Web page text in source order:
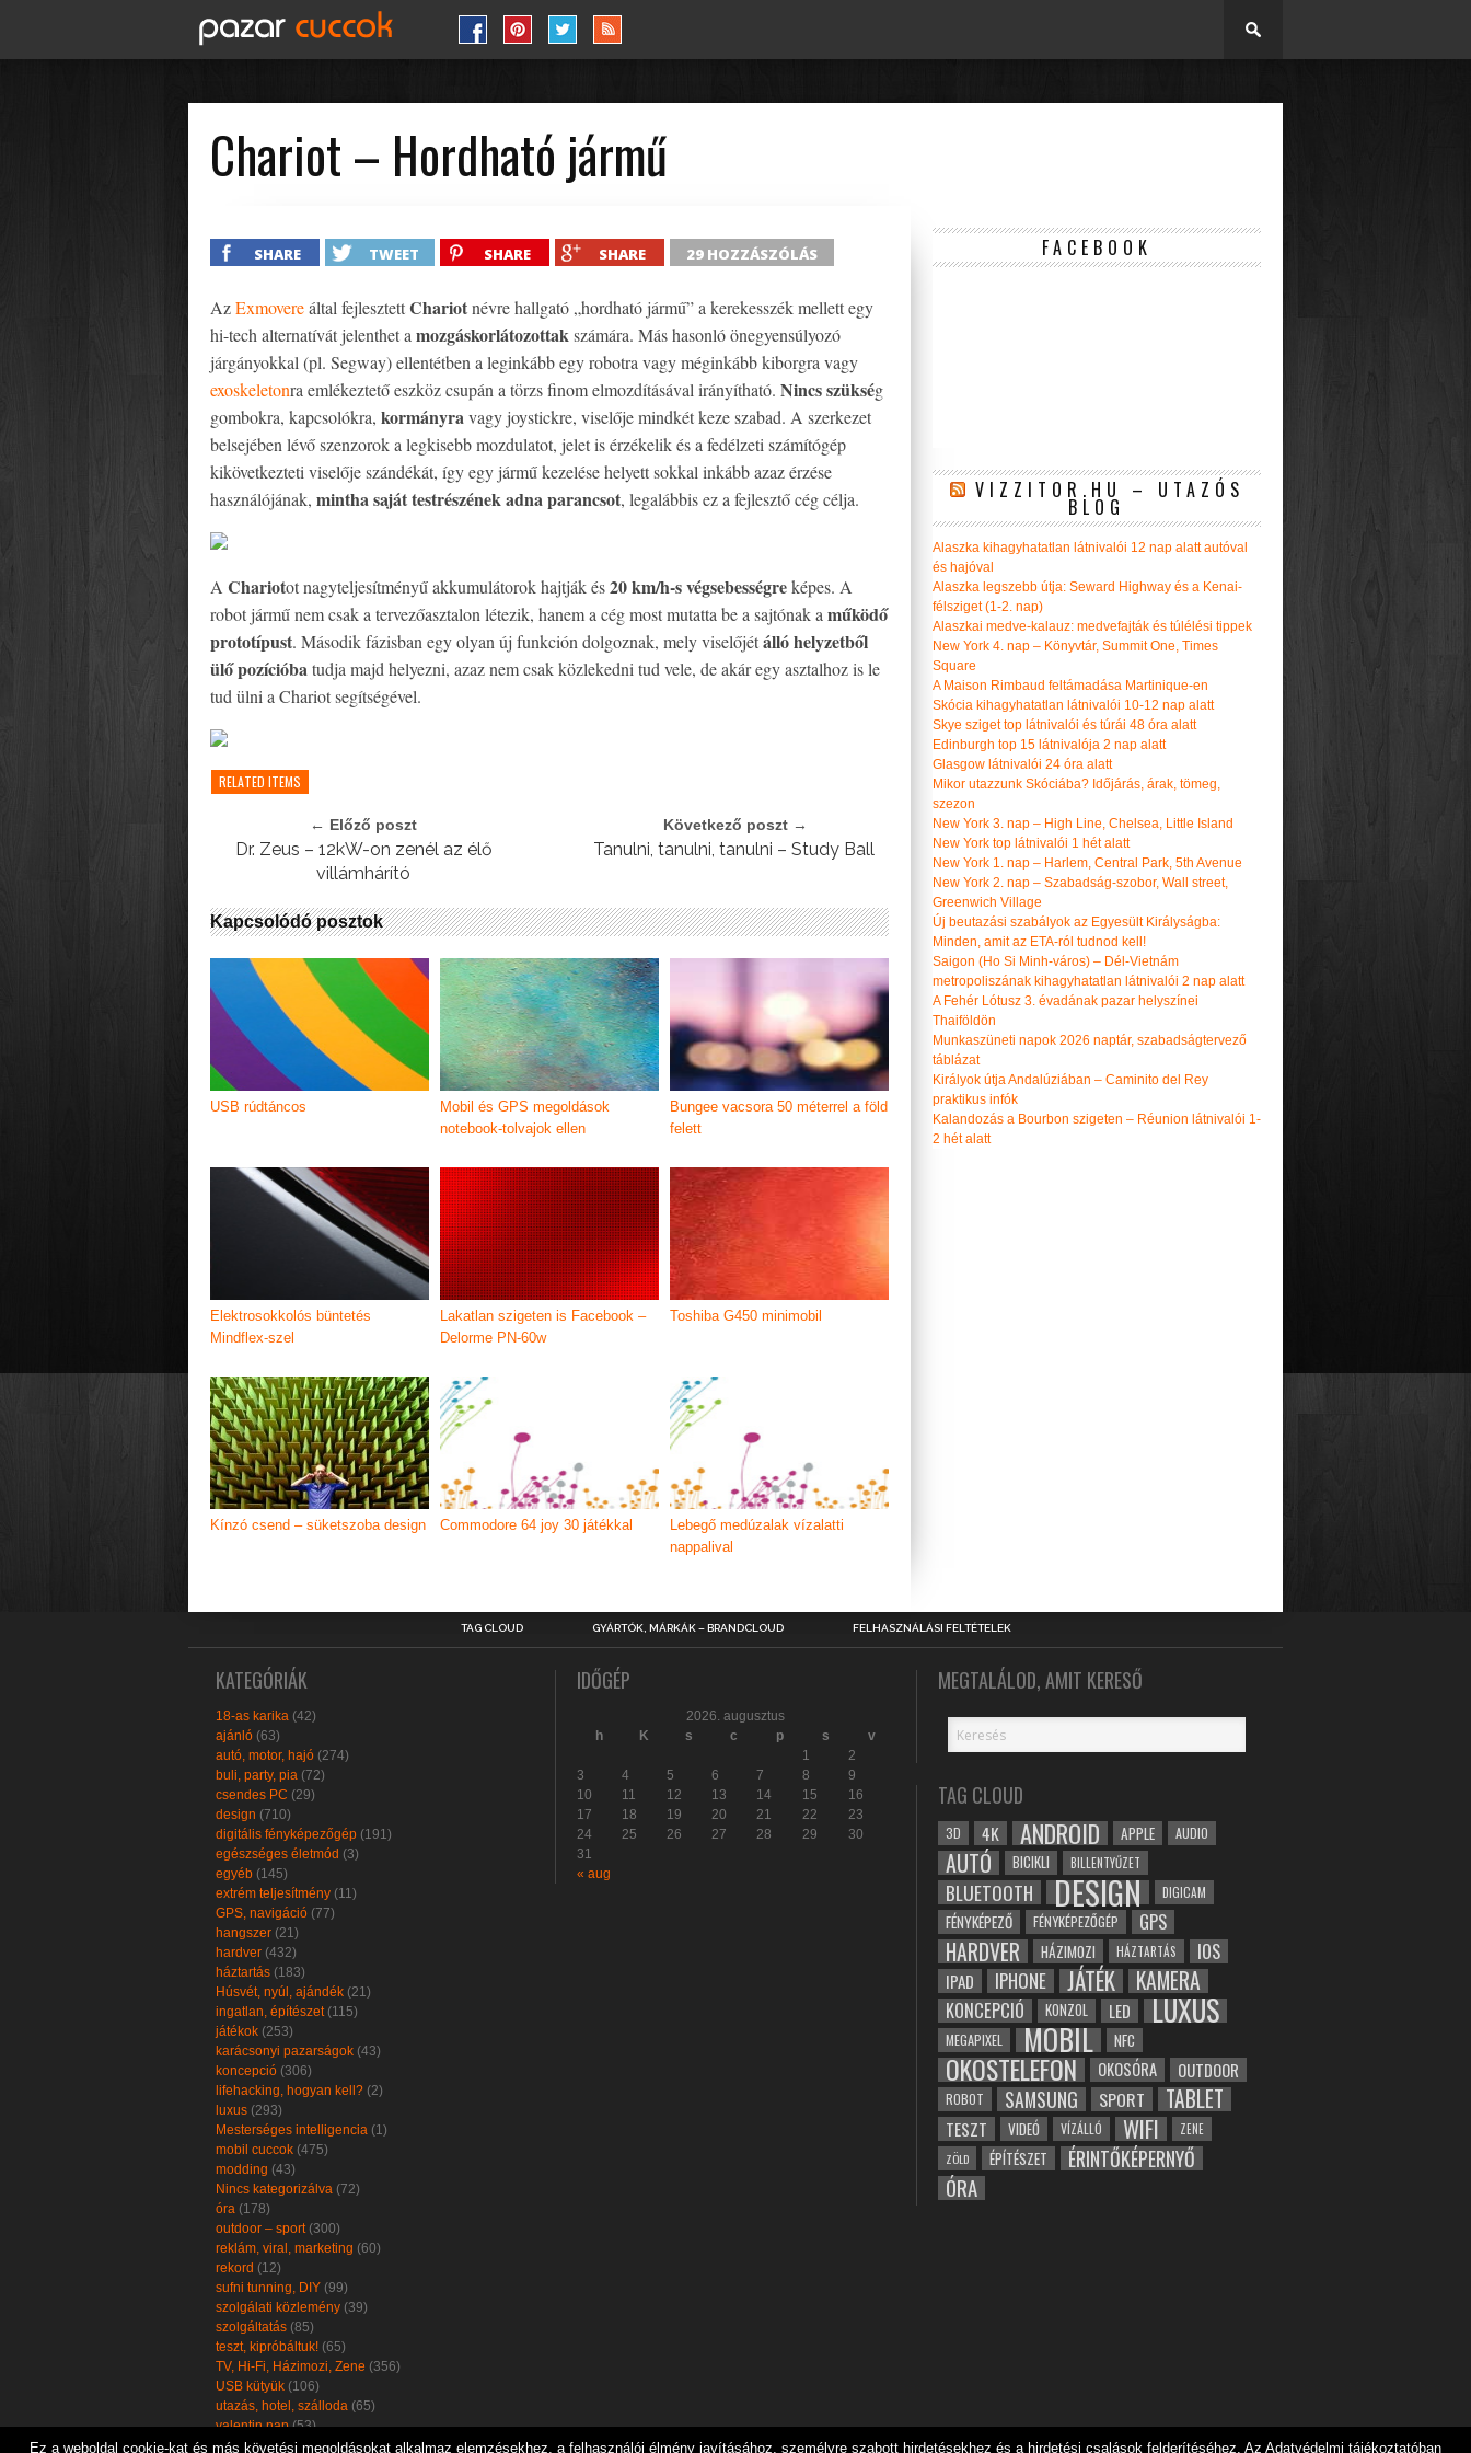
Chariot – Hordható jármű
SHARE TWEET SHARE SHARE 29 HOZZÁSZÓLÁS
AzExmovereáltal fejlesztettChariotnévre hallgató „hordható jármű” a kerekesszék mellett egy
hi-tech alternatívát jelenthet a mozgáskorlátozottakszámára. Más hasonló önegyensúlyozó
járgányokkal (pl. Segway) ellentétben a leginkább egy robotra vagy méginkább kiborgra vagy
exoskeletonra emlékeztető eszköz csupán a törzs finom elmozdításával irányítható. Nincs szükség
gombokra, kapcsolókra, kormányravagy joystickre, viselője mindkét keze szabad. A szerkezet
belsejében lévő szenzorok a legkisebb mozdulatot, jelet is érzékelik és a fedélzeti számítógép
kikövetkezteti viselője szándékát, így egy jármű kezelése helyett sokkal inkább azaz érzése
használójának, mintha saját testrészének adna parancsot, legalábbis ez a fejlesztő cég célja.
A Chariotot nagyteljesítményű akkumulátorok hajtják és20 km/h-s végsebességreképes. A
robot jármű nem csak a tervezőasztalon létezik, hanem a cég most mutatta be a sajtónak a működő
prototípust. Második fázisban egy olyan új funkción dolgoznak, mely viselőjétálló helyzetből
ülő pozícióbatudja majd helyezni, azaz nem csak közlekedni tud vele, de akár egy asztalhoz is le
tud ülni a Chariot segítségével.
RELATED ITEMS
← Előző poszt
Dr. Zeus – 12kW-on zenél az élő
villámhárító
Következő poszt →
Tanulni, tanulni, tanulni – Study Ball
Kapcsolódó posztok
USB rúdtáncos
Mobil és GPS megoldások
notebook-tolvajok ellen
Bungee vacsora 50 méterrel a föld
felett
Elektrosokkolós büntetés
Mindflex-szel
Lakatlan szigeten is Facebook –
Delorme PN-60w
Toshiba G450 minimobil
Kínzó csend – süketszoba design Commodore 64 joy 30 játékkal
Lebegő medúzalak vízalatti
nappalival
FACEBOOK
VIZZITOR.HU – UTAZÓS
BLOG
Alaszka kihagyhatatlan látnivalói 12 nap alatt autóval
és hajóval
Alaszka legszebb útja: Seward Highway és a Kenai-
félsziget (1-2. nap)
Alaszkai medve-kalauz: medvefajták és túlélési tippek
New York 4. nap – Könyvtár, Summit One, Times
Square
A Maison Rimbaud feltámadása Martinique-en
Skócia kihagyhatatlan látnivalói 10-12 nap alatt
Skye sziget top látnivalói és túrái 48 óra alatt
Edinburgh top 15 látnivalója 2 nap alatt
Glasgow látnivalói 24 óra alatt
Mikor utazzunk Skóciába? Időjárás, árak, tömeg,
szezon
New York 3. nap – High Line, Chelsea, Little Island
New York top látnivalói 1 hét alatt
New York 1. nap – Harlem, Central Park, 5th Avenue
New York 2. nap – Szabadság-szobor, Wall street,
Greenwich Village
Új beutazási szabályok az Egyesült Királyságba:
Minden, amit az ETA-ról tudnod kell!
Saigon (Ho Si Minh-város) – Dél-Vietnám
metropoliszának kihagyhatatlan látnivalói 2 nap alatt
A Fehér Lótusz 3. évadának pazar helyszínei
Thaiföldön
Munkaszüneti napok 2026 naptár, szabadságtervező
táblázat
Királyok útja Andalúziában – Caminito del Rey
praktikus infók
Kalandozás a Bourbon szigeten – Réunion látnivalói 1-
2 hét alatt
TAG CLOUD GYÁRTÓK, MÁRKÁK – BRANDCLOUD FELHASZNÁLÁSI FELTÉTELEK
KATEGÓRIÁK
18-as karika (42)
ajánló (63)
autó, motor, hajó (274)
buli, party, pia (72)
csendes PC (29)
design (710)
digitális fényképezőgép (191)
egészséges életmód (3)
egyéb (145)
extrém teljesítmény (11)
GPS, navigáció (77)
hangszer (21)
hardver (432)
háztartás (183)
Húsvét, nyúl, ajándék (21)
ingatlan, építészet(115)
játékok (253)
karácsonyi pazarságok (43)
koncepció (306)
lifehacking, hogyan kell? (2)
luxus (293)
Mesterséges intelligencia (1)
mobil cuccok (475)
modding (43)
Nincs kategorizálva (72)
óra (178)
outdoor – sport(300)
reklám, viral, marketing (60)
rekord (12)
sufni tunning, DIY (99)
szolgálati közlemény (39)
szolgáltatás (85)
teszt, kipróbáltuk! (65)
TV, Hi-Fi, Házimozi, Zene (356)
USB kütyük (106)
utazás, hotel, szálloda (65)
valentin nap(53)
zöld, öko, környezetbarát(102)
IDŐGÉP
2026. augusztus
h
K s c p s
v
1
2
3
4 5 6 7 8
9
10
11 12 13 14 15
16
17
18 19 20 21 22
23
24
25 26 27 28 29
30
31
« aug
MEGTALÁLOD, AMIT KERESŐ
TAG CLOUD
3D 4K ANDROID APPLE AUDIO
AUTÓ BICIKLI BILLENTYŰZET
BLUETOOTH DESIGN DIGICAM
FÉNYKÉPEZŐ FÉNYKÉPEZŐGÉP GPS
HARDVER HÁZIMOZI HÁZTARTÁS IOS
IPAD IPHONE JÁTÉK KAMERA
KONCEPCIÓ KONZOL LED LUXUS
MEGAPIXEL MOBIL NFC
OKOSTELEFON OKOSÓRA OUTDOOR
ROBOT SAMSUNG SPORT TABLET
TESZT VIDEÓ VÍZÁLLÓ WIFI
ZENE
ZÖLD
ÉPÍTÉSZET ÉRINTŐKÉPERNYŐ
ÓRA
Ez a weboldal cookie-kat és más követési megoldásokat alkalmaz elemzésekhez, a felhasználói élmény javításához, személyre szabott hirdetésekhez és a hirdetési csalások felderítéséhez. Az Adatvédelmi tájékoztatóban